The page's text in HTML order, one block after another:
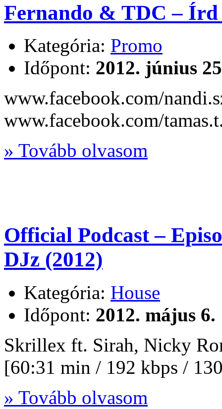
Fernando & TDC – Írd
Kategória: Promo
Időpont: 2012. június
www.facebook.com/
www.facebook.com/
» Tovább olvasom
Official Podcast –
DJz (2012)
Kategória: House
Időpont: 2012. május 6.
Skrillex ft. Sirah, Nicky
[60:31 min / 192 kbps /
» Tovább olvasom